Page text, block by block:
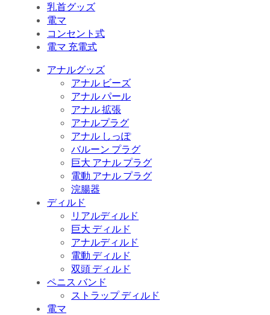
乳首グッズ
電マ
コンセント式
電マ 充電式
アナルグッズ
アナル ビーズ
アナル パール
アナル 拡張
アナルプラグ
アナル しっぽ
バルーン プラグ
巨大 アナル プラグ
電動 アナル プラグ
浣腸器
ディルド
リアルディルド
巨大 ディルド
アナルディルド
電動 ディルド
双頭 ディルド
ペニス バンド
ストラップ ディルド
電マ